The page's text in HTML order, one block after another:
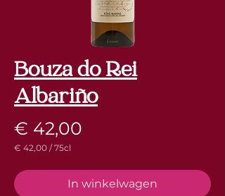
Bouza do Rei
Albariño
€ 42,00
€ 42,00 /75cl
per
75
Centiliters
In winkelwagen